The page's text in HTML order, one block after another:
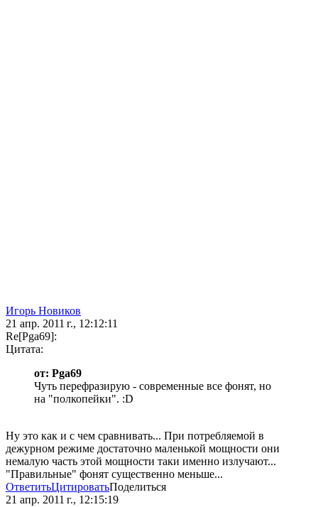
Игорь Новиков
21 апр. 2011 г., 12:12:11
Re[Pga69]:
Цитата:
от: Pga69
Чуть перефразирую - современные все фонят, но
на "полкопейки". :D
Ну это как и с чем сравнивать... При потребляемой в
дежурном режиме достаточно маленькой мощности они
немалую часть этой мощности таки именно излучают...
"Правильные" фонят существенно меньше...
ОтветитьЦитироватьПоделиться
21 апр. 2011 г., 12:15:19